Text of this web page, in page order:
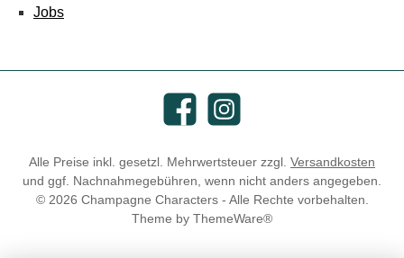
Jobs
FacebookInstagram
Alle Preise inkl. gesetzl. Mehrwertsteuer zzgl. Versandkosten
und ggf. Nachnahmegebühren, wenn nicht anders angegeben.
© 2026 Champagne Characters - Alle Rechte vorbehalten.
Theme by ThemeWare®